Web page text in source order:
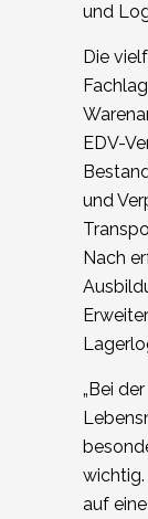
und
Die
EDV-
und
Nach
„Bei
auf